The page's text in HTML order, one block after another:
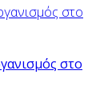
στο